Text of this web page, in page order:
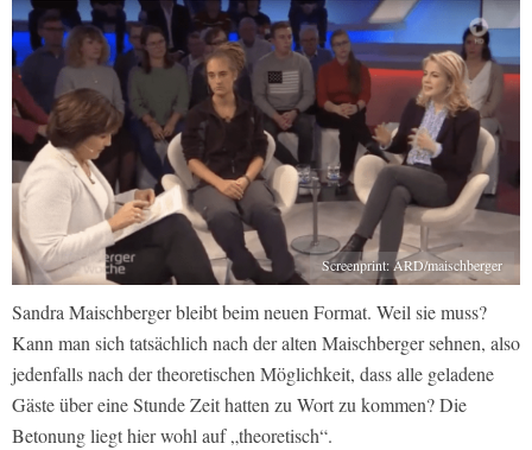
Screenprint: ARD/maischberger
Sandra Maischberger bleibt beim neuen Format. Weil sie muss?
Kann man sich tatsächlich nach der alten Maischberger sehnen, also
jedenfalls nach der theoretischen Möglichkeit, dass alle geladene
Gäste über eine Stunde Zeit hatten zu Wort zu kommen? Die
Betonung liegt hier wohl auf „theoretisch“.